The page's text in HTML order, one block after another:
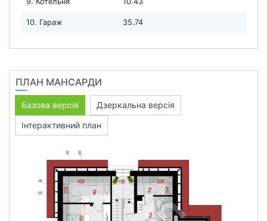
10. Гараж 35.74
ПЛАН МАНСАРДИ
Базова версія
Дзеркальна версія
Інтерактивний план